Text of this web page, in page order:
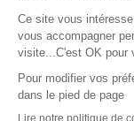
L'application
Les cookies